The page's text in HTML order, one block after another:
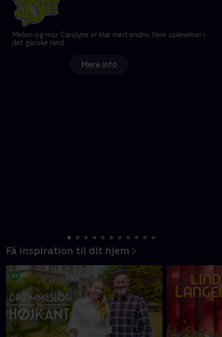
Melvin og mor Carolyne er klar med endnu flere oplevelser i
det ganske land
Mere info
Få inspiration til dit hjem